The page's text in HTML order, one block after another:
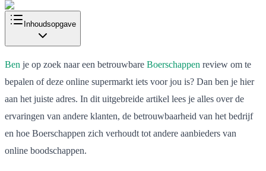
Inhoudsopgave
Ben je op zoek naar een betrouwbare Boerschappen review om te
bepalen of deze online supermarkt iets voor jou is? Dan ben je hier
aan het juiste adres. In dit uitgebreide artikel lees je alles over de
ervaringen van andere klanten, de betrouwbaarheid van het bedrijf
en hoe Boerschappen zich verhoudt tot andere aanbieders van
online boodschappen.